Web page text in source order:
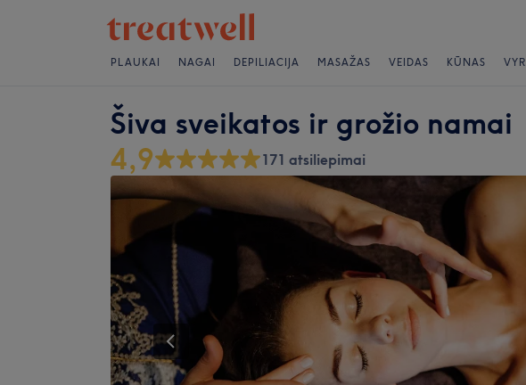
PLAUKAI NAGAI DEPILIACIJA MASAŽAS VEIDAS KŪNAS
Šiva sveikatos ir grožio namai
4,9 171 atsiliepimai